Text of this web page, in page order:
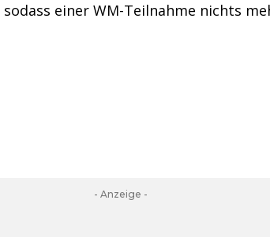
einer WM-Teilnahme nichts
- Anzeige -